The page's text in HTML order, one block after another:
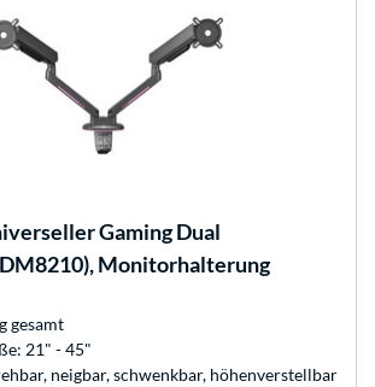
Gaming Dual
Monitorhalterung
gesamt
21" - 45"
neigbar, schwenkbar, höhenverstellbar